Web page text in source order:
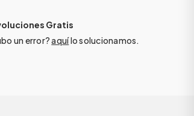
Gratis
un error?aquílo solucionamos.